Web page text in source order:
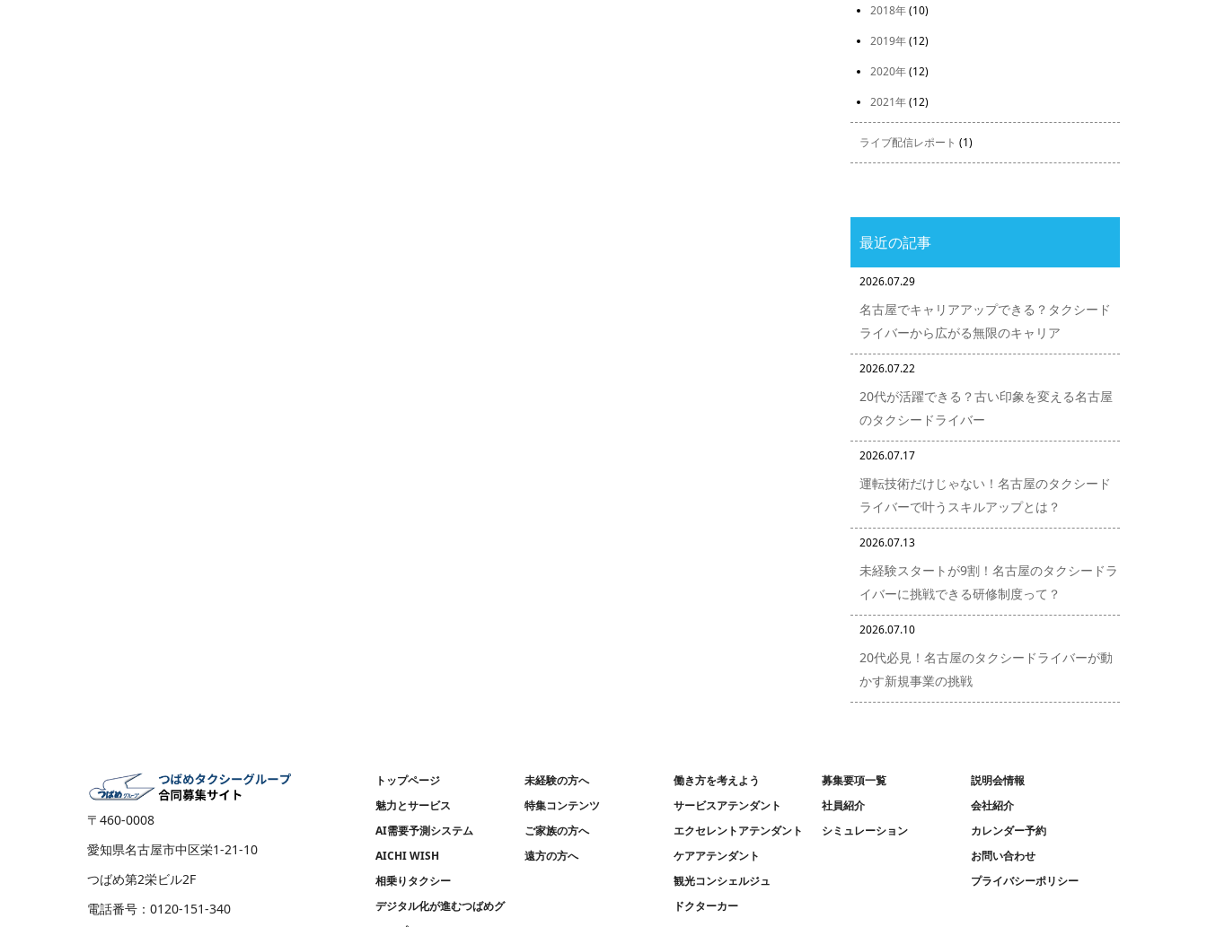
2018年(10)
2019年(12)
2020年(12)
2021年(12)
ライブ配信レポート (1)
最近の記事
2026.07.29
名古屋でキャリアアップできる？タクシード
ライバーから広がる無限のキャリア
2026.07.22
20代が活躍できる？古い印象を変える名古屋
のタクシードライバー
2026.07.17
運転技術だけじゃない！名古屋のタクシード
ライバーで叶うスキルアップとは？
2026.07.13
未経験スタートが9割！名古屋のタクシードラ
イバーに挑戦できる研修制度って？
2026.07.10
20代必見！名古屋のタクシードライバーが動
かす新規事業の挑戦
〒460-0008
愛知県名古屋市中区栄1-21-10
つばめ第2栄ビル2F
電話番号：0120-151-340
トップページ
魅力とサービス
AI需要予測システム
AICHI WISH
相乗りタクシー
デジタル化が進むつばめグ
未経験の方へ
特集コンテンツ
ご家族の方へ
遠方の方へ
働き方を考えよう
サービスアテンダント
エクセレントアテンダント
ケアアテンダント
観光コンシェルジュ
ドクターカー
募集要項一覧
社員紹介
シミュレーション
説明会情報
会社紹介
カレンダー予約
お問い合わせ
プライバシーポリシー